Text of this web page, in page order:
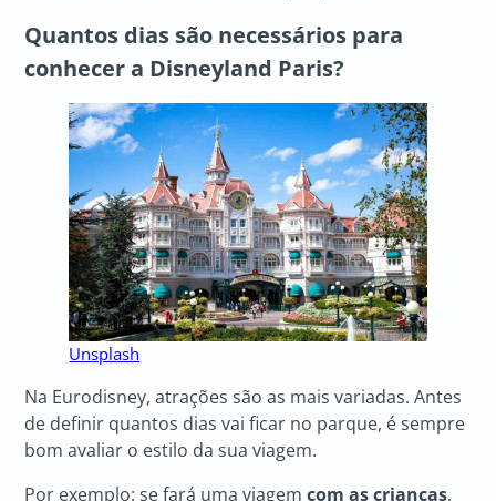
Quantos dias são necessários para
conhecer a Disneyland Paris?
Unsplash
Na Eurodisney, atrações são as mais variadas. Antes
de definir quantos dias vai ficar no parque, é sempre
bom avaliar o estilo da sua viagem.
Por exemplo: se fará uma viagemcom as crianças,